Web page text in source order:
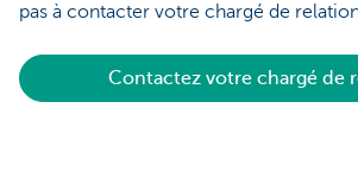
pas à contacter votre chargé de
Contactez votre chargé de